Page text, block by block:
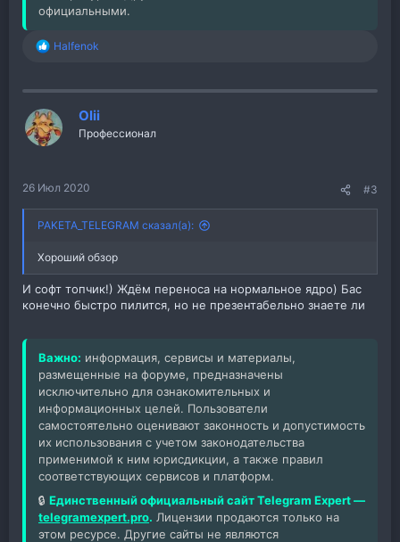
официальными.
Р
к
ц
и
и
Halfenok
Olii
Профессионал
26 Июл 2020 #3
PAKETA_TELEGRAM сказал(а):
Хороший обзор
И софт топчик!) Ждём переноса на нормальное ядро) Бас
конечно быстро пилится, но не презентабельно знаете ли
Важно: информация, сервисы и материалы,
размещенные на форуме, предназначены
исключительно для ознакомительных и
информационных целей. Пользователи
самостоятельно оценивают законность и допустимость
их использования с учетом законодательства
применимой к ним юрисдикции, а также правил
соответствующих сервисов и платформ.
🔒 Единственный официальный сайт Telegram Expert —
telegramexpert.pro. Лицензии продаются только на
этом ресурсе. Другие сайты не являются